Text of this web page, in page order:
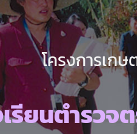
โครงการเกษ
เรียนตำรว